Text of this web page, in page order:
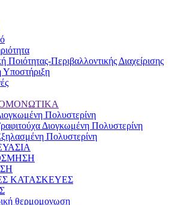
Ποιότητας-Περιβαλλοντικής Διαχείρισης
Υποστήριξη
Πολυστερίνη
Διογκωμένη Πολυστερίνη
Πολυστερίνη
ΚΑΤΑΣΚΕΥΕΣ
θερμομονωση